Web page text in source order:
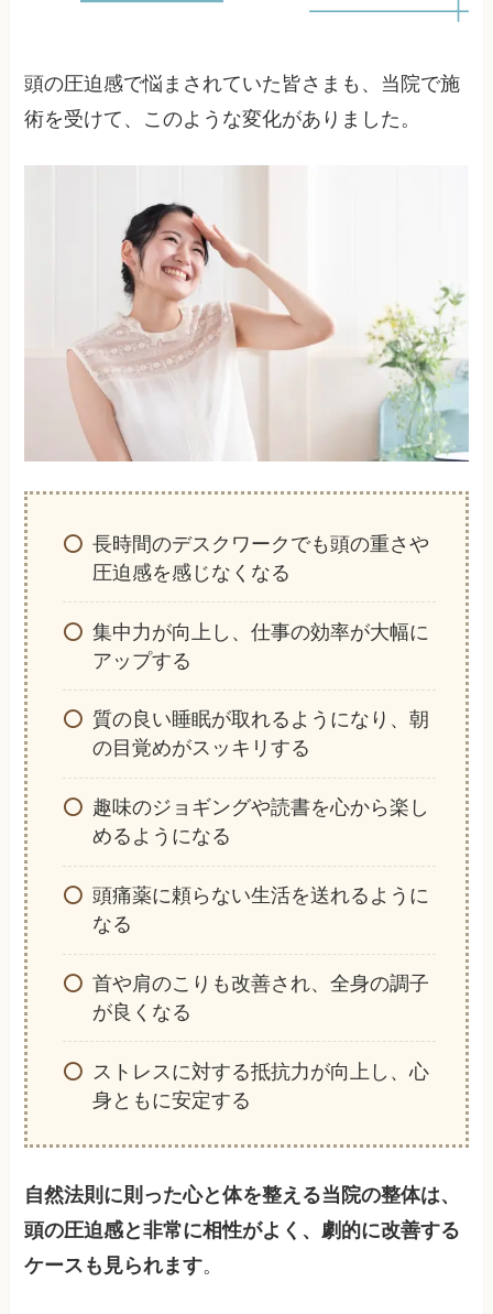
頭の圧迫感で悩まされていた皆さまも、当院で施
術を受けて、このような変化がありました。
長時間のデスクワークでも頭の重さや
圧迫感を感じなくなる
集中力が向上し、仕事の効率が大幅に
アップする
質の良い睡眠が取れるようになり、朝
の目覚めがスッキリする
趣味のジョギングや読書を心から楽し
めるようになる
頭痛薬に頼らない生活を送れるように
なる
首や肩のこりも改善され、全身の調子
が良くなる
ストレスに対する抵抗力が向上し、心
身ともに安定する
自然法則に則った心と体を整える当院の整体は、
頭の圧迫感と非常に相性がよく、劇的に改善する
ケースも見られます。